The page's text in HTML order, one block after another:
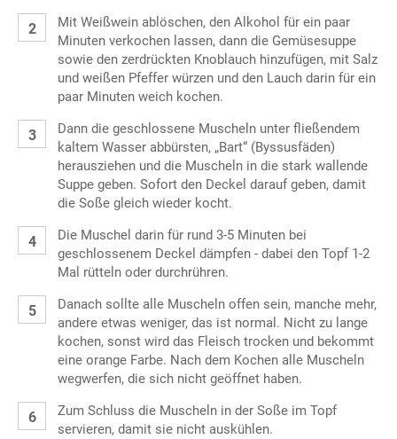
Mit Weißwein ablöschen, den Alkohol für ein paar
Minuten verkochen lassen, dann die Gemüsesuppe
sowie den zerdrückten Knoblauch hinzufügen, mit Salz
und weißen Pfeffer würzen und den Lauch darin für ein
paar Minuten weich kochen.
Dann die geschlossene Muscheln unter fließendem
kaltem Wasser abbürsten, „Bart“ (Byssusfäden)
herausziehen und die Muscheln in die stark wallende
Suppe geben. Sofort den Deckel darauf geben, damit
die Soße gleich wieder kocht.
Die Muschel darin für rund 3-5 Minuten bei
geschlossenem Deckel dämpfen - dabei den Topf 1-2
Mal rütteln oder durchrühren.
Danach sollte alle Muscheln offen sein, manche mehr,
andere etwas weniger, das ist normal. Nicht zu lange
kochen, sonst wird das Fleisch trocken und bekommt
eine orange Farbe. Nach dem Kochen alle Muscheln
wegwerfen, die sich nicht geöffnet haben.
Zum Schluss die Muscheln in der Soße im Topf
servieren, damit sie nicht auskühlen.